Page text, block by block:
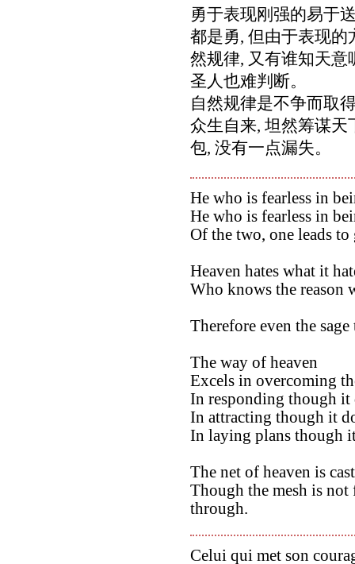
勇于表现刚强的易于
都是勇, 但由于表现的
然规律, 又有谁知天意
圣人也难判断。
自然规律是不争而取
众生自来, 坦然筹谋
包, 没有一点漏失。
He who is fearless in
He who is fearless in
Of the two, one leads
Heaven hates what it
Who knows the reason
Therefore even the
The way of heaven
Excels in overcoming
In responding though it
In attracting though it
In laying plans though
The net of heaven is
Though the mesh is
through.
Celui qui met son